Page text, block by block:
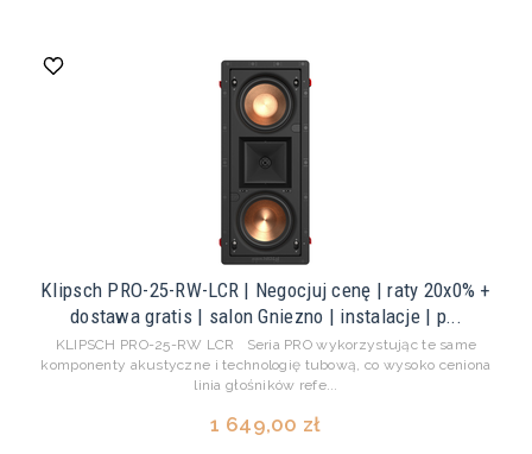
Klipsch PRO-25-RW-LCR | Negocjuj cenę | raty 20x0% +
dostawa gratis | salon Gniezno | instalacje | p...
KLIPSCH PRO-25-RW LCR Seria PRO wykorzystując te same
komponenty akustyczne i technologię tubową, co wysoko ceniona
linia głośników refe...
1 649,00 zł